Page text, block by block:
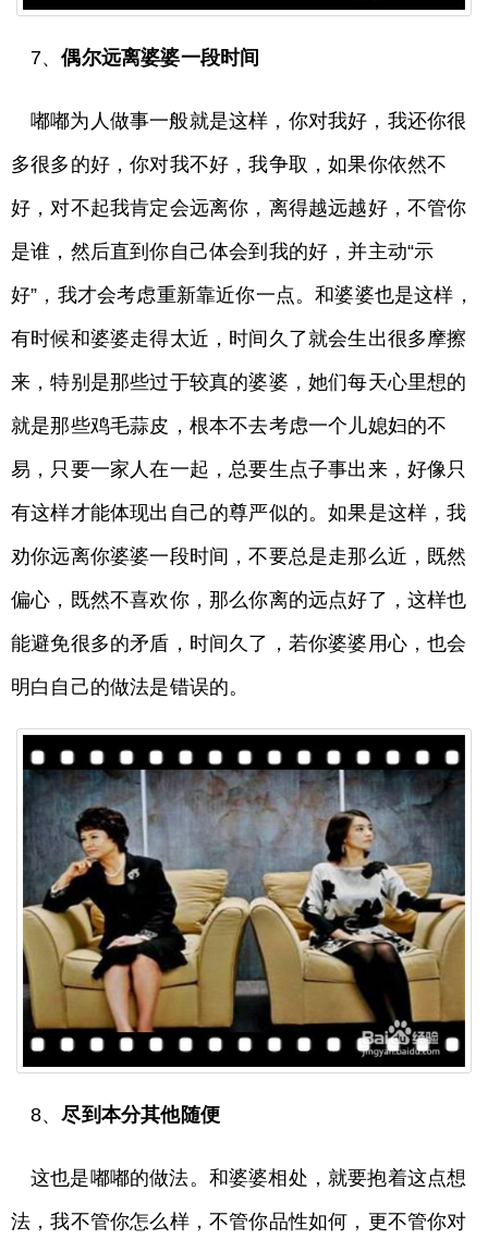
7、偶尔远离婆婆一段时间
嘟嘟为人做事一般就是这样，你对我好，我还你很
多很多的好，你对我不好，我争取，如果你依然不
好，对不起我肯定会远离你，离得越远越好，不管你
是谁，然后直到你自己体会到我的好，并主动“示
好”，我才会考虑重新靠近你一点。和婆婆也是这样，
有时候和婆婆走得太近，时间久了就会生出很多摩擦
来，特别是那些过于较真的婆婆，她们每天心里想的
就是那些鸡毛蒜皮，根本不去考虑一个儿媳妇的不
易，只要一家人在一起，总要生点子事出来，好像只
有这样才能体现出自己的尊严似的。如果是这样，我
劝你远离你婆婆一段时间，不要总是走那么近，既然
偏心，既然不喜欢你，那么你离的远点好了，这样也
能避免很多的矛盾，时间久了，若你婆婆用心，也会
明白自己的做法是错误的。
8、尽到本分其他随便
这也是嘟嘟的做法。和婆婆相处，就要抱着这点想
法，我不管你怎么样，不管你品性如何，更不管你对